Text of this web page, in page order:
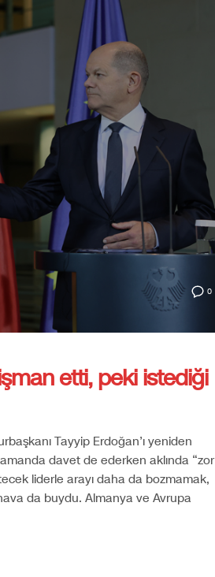
0
etti, peki istediği
Tayyip Erdoğan’ı yeniden
davet de ederken aklında “zor
liderle arayı daha da bozmamak,
da buydu. Almanya ve Avrupa